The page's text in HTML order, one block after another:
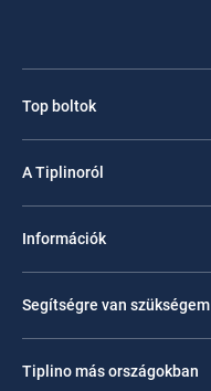
Top boltok
A Tiplinoról
Információk
Segítségre van szükségem
Tiplino más országokban